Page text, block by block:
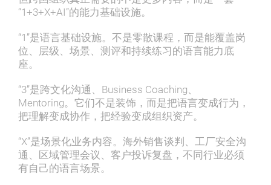
“1+3+X+AI”的能力基础设施。
“1”是语言基础设施。不是零散课程，而是能覆盖岗
位、层级、场景、测评和持续练习的语言能力底
座。
“3”是跨文化沟通、Business Coaching、
Mentoring。它们不是装饰，而是把语言变成行为，
把理解变成协作，把经验变成组织资产。
“X”是场景化业务内容。海外销售谈判、工厂安全沟
通、区域管理会议、客户投诉复盘，不同行业必须
有自己的语言场景。